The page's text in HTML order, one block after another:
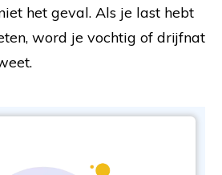
het geval. Als je last hebt
word je vochtig of drijfnat